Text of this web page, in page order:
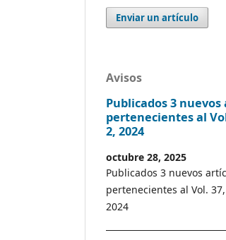
Enviar un artículo
Avisos
Publicados 3
pertenecientes al
2, 2024
octubre 28, 2025
Publicados 3 nuevos
pertenecientes al Vol.
2024